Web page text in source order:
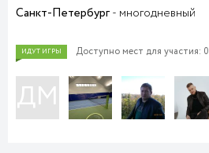
ИДУТ ИГРЫ
Санкт-Петербург- многодневный
Доступно мест для участия: 0
ДМ